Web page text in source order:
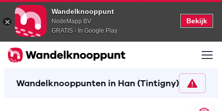
Wandelknooppunt
NodeMapp BV
GRATIS - In Google Play
Bekijk
Wandelknooppunten in Han (Tintigny)